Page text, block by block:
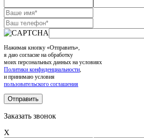
Нажимая кнопку «Отправить»,
я даю согласие на обработку
моих персональных данных на условиях
Политики конфиденциальности,
и принимаю условия
пользовательского соглашения
Заказать звонок
X